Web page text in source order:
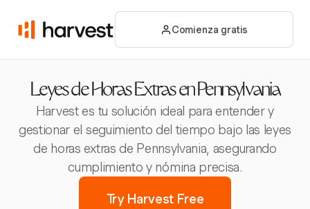
Comienza gratis
Leyes de Horas Extras en Pennsylvania
Harvest es tu solución ideal para entender y
gestionar el seguimiento del tiempo bajo las leyes
de horas extras de Pennsylvania, asegurando
cumplimiento y nómina precisa.
Try Harvest Free